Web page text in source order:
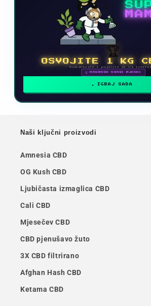
🏆
OSVOJITE 1 KG
Sudjelujte i popnite se na
🗓 NAGRADE SVAKI MJESEC
IGRAJ SADA
Naši ključni proizvodi
Amnesia CBD
OG Kush CBD
Ljubičasta izmaglica CBD
Cali CBD
Mjesečev CBD
CBD pjenušavo žuto
3X CBD filtrirano
Afghan Hash CBD
Ketama CBD